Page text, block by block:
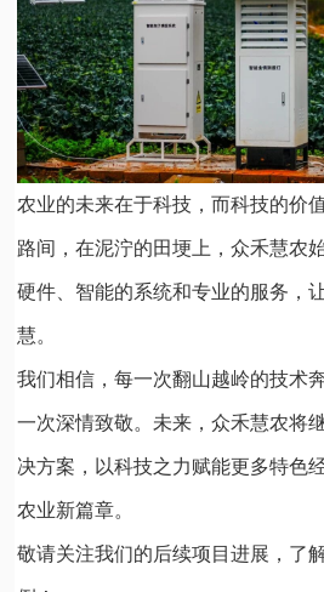
农业的未来在于科技，而科技的价
路间，在泥泞的田埂上，众禾慧农
硬件、智能的系统和专业的服务，
慧。
我们相信，每一次翻山越岭的技术
一次深情致敬。未来，众禾慧农将
决方案，以科技之力赋能更多特色
农业新篇章。
敬请关注我们的后续项目进展，了